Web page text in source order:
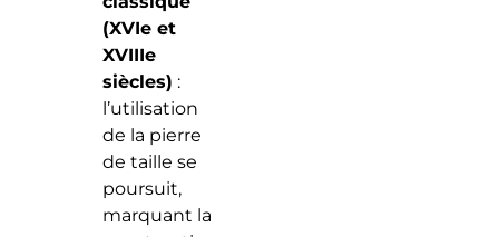
(XVIe et
XVIIIe
siècles) :
l’utilisation
de la pierre
de taille se
poursuit,
marquant la